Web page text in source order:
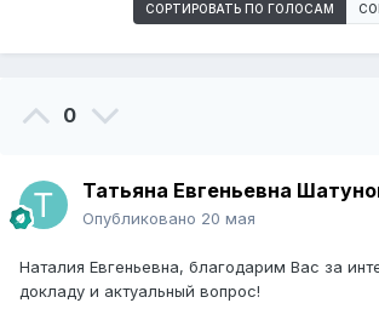
СОРТИРОВАТЬ ПО ГОЛОСАМ
0
Татьяна Евгеньевна
Опубликовано 20 мая
Наталия Евгеньевна, благодарим Вас за
докладу и актуальный вопрос!